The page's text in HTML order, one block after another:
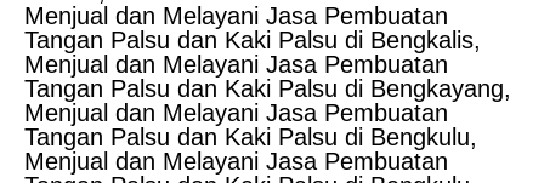
Menjual dan Melayani Jasa Pembuatan
Tangan Palsu dan Kaki Palsu di Bengkalis,
Menjual dan Melayani Jasa Pembuatan
Tangan Palsu dan Kaki Palsu di Bengkayang,
Menjual dan Melayani Jasa Pembuatan
Tangan Palsu dan Kaki Palsu di Bengkulu,
Menjual dan Melayani Jasa Pembuatan